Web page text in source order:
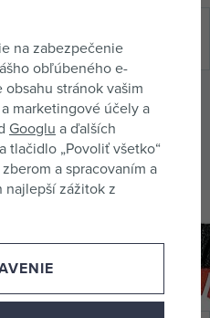
produkty
podobný tovar.
na zabezpečenie
obľúbeného e-
stránok vašim
marketingové účely a
Googlu a ďalších
tlačidlo „Povoliť všetko“
a spracovaním a
najlepší zážitok z